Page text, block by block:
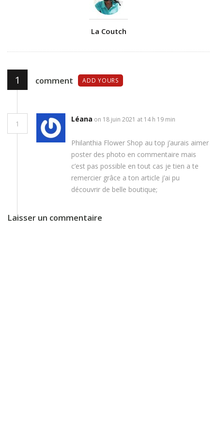
La Coutch
1 comment ADD YOURS
1
Léana on 18 juin 2021 at 14 h 19 min
Philanthia Flower Shop au top j’aurais aimer
poster des photo en commentaire mais
c’est pas possible en tout cas je tien a te
remercier grâce a ton article j’ai pu
découvrir de belle boutique;
Laisser un commentaire